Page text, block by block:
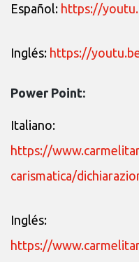
Español: https://
Inglés: https://
Power Point:
Italiano:
https://
carismatica/
Inglés:
https://